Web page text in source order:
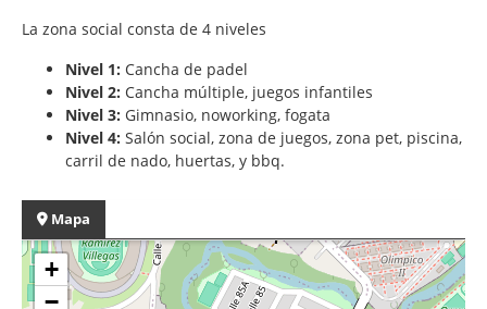
La zona social consta de 4 niveles
Nivel 1: Cancha de padel
Nivel 2: Cancha múltiple, juegos infantiles
Nivel 3: Gimnasio, noworking, fogata
Nivel 4: Salón social, zona de juegos, zona pet, piscina,
carril de nado, huertas, y bbq.
Mapa
+
−